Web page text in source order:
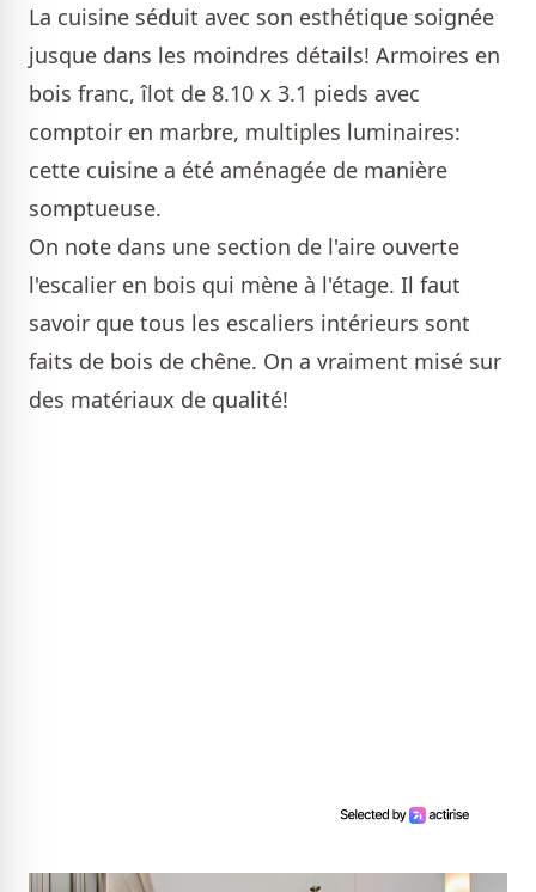
La cuisine séduit avec son esthétique soignée
jusque dans les moindres détails! Armoires en
bois franc, îlot de 8.10 x 3.1 pieds avec
comptoir en marbre, multiples luminaires:
cette cuisine a été aménagée de manière
somptueuse.
On note dans une section de l'aire ouverte
l'escalier en bois qui mène à l'étage. Il faut
savoir que tous les escaliers intérieurs sont
faits de bois de chêne. On a vraiment misé sur
des matériaux de qualité!